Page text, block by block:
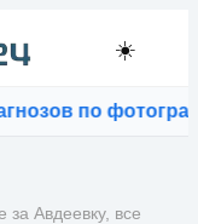
☀️
по фотографиям⚡
за Авдеевку, все